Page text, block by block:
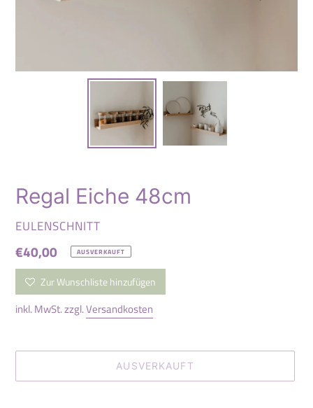
Regal Eiche 48cm
VERKÄUFER
EULENSCHNITT
Normaler
Preis
€40,00 AUSVERKAUFT
Zur Wunschliste hinzufügen
inkl. MwSt. zzgl.Versandkosten
AUSVERKAUFT